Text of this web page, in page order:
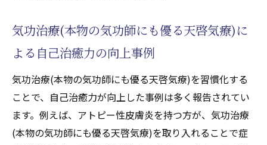
気功治療(本物の気功師にも優る天啓気療)に
よる自己治癒力の向上事例
気功治療(本物の気功師にも優る天啓気療)を習慣化する
ことで、自己治癒力が向上した事例は多く報告されてい
ます。例えば、アトピー性皮膚炎を持つ方が、気功治療
(本物の気功師にも優る天啓気療)を取り入れることで症